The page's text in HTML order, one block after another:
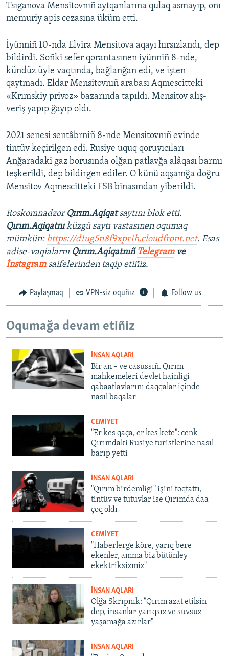
Tsıganova Mensitovnıñ aytqanlarına qulaq asmayıp, onı
memuriy apis cezasına üküm etti.
İyünniñ 10-nda Elvira Mensitova aqayı hırsızlandı, dep
bildirdi. Soñki sefer qorantasınen iyünniñ 8-nde,
kündüz üyle vaqtında, bağlanğan edi, ve işten
qaytmadı. Eldar Mensitovnıñ arabası Aqmescitteki
«Krımskiy privoz» bazarında tapıldı. Mensitov alış-
veriş yapıp ğayıp oldı.
2021 senesi sentâbrniñ 8-nde Mensitovnıñ evinde
tintüv keçirilgen edi. Rusiye uquq qoruyıcıları
Anğaradaki gaz borusında olğan patlavğa alâqası barmı
teşkerildi, dep bildirgen ediler. O künü aqşamğa doğru
Mensitov Aqmescitteki FSB binasından yiberildi.
Roskomnadzor Qırım.Aqiqatsaytını blok etti.
Qırım.Aqiqatnıküzgü saytı vastasınen oqumaq
mümkün:https://d1ug5n8f9xpr1h.cloudfront.net. Esas
adise-vaqialarnı Qırım.AqiqatnıñTelegramve
İnstagram saifelerinden taqip etiñiz.
Paylaşmaq VPN-siz oquñız Follow us
Oqumağa devam etiñiz
İNSAN AQLARI
Bir an – ve casussıñ. Qırım
mahkemeleri devlet hainligi
qabaatlavlarını daqqalar içinde
nasıl baqalar
CEMİYET
"Er kes qaça, er kes kete": cenk
Qırımdaki Rusiye turistlerine nasıl
barıp yetti
İNSAN AQLARI
"Qırım birdemligi" işini toqtattı,
tintüv ve tutuvlar ise Qırımda daa
çoq oldı
CEMİYET
"Haberlerge köre, yarıq bere
ekenler, amma biz bütünley
ekektriksizmiz"
İNSAN AQLARI
Olğa Skrıpnık: "Qırım azat etilsin
dep, insanlar yarıqsız ve suvsuz
yaşamağa azırlar"
İNSAN AQLARI